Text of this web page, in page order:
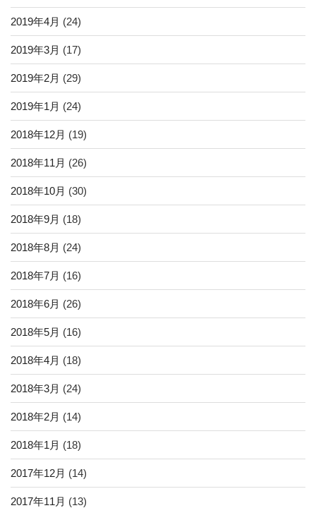
2019年4月 (24)
2019年3月 (17)
2019年2月 (29)
2019年1月 (24)
2018年12月 (19)
2018年11月 (26)
2018年10月 (30)
2018年9月 (18)
2018年8月 (24)
2018年7月 (16)
2018年6月 (26)
2018年5月 (16)
2018年4月 (18)
2018年3月 (24)
2018年2月 (14)
2018年1月 (18)
2017年12月 (14)
2017年11月 (13)